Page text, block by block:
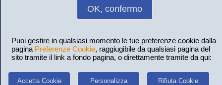
OK, confermo
Puoi gestire in qualsiasi momento le tue preferenze cookie dalla
pagina Preferenze Cookie, raggiugibile da qualsiasi pagina del
sito tramite il link a fondo pagina, o direttamente tramite da qui:
Accetta Cookie Personalizza Rifiuta Cookie